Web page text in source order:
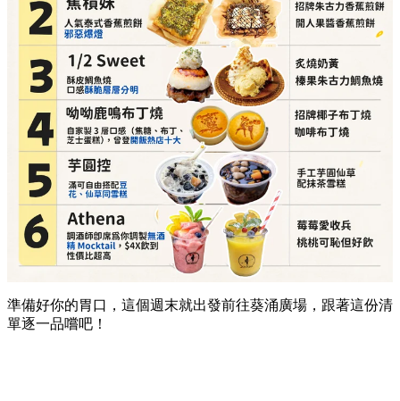
準備好你的胃口，這個週末就出發前往葵涌廣場，跟著這份清
單逐一品嚐吧！